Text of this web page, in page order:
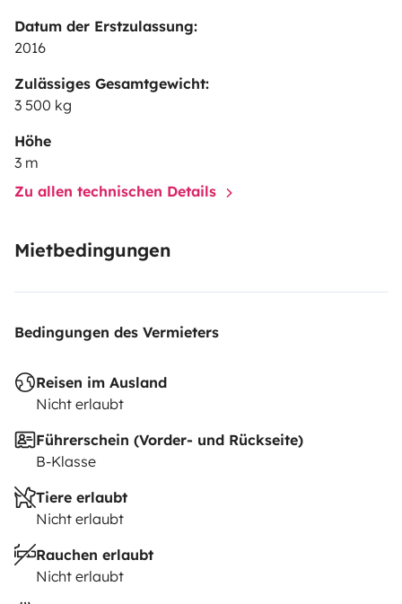
Datum der Erstzulassung:
2016
Zulässiges Gesamtgewicht:
3 500 kg
Höhe
3 m
Zu allen technischen Details
Mietbedingungen
Bedingungen des Vermieters
Reisen im Ausland
Nicht erlaubt
Führerschein (Vorder- und Rückseite)
B-Klasse
Tiere erlaubt
Nicht erlaubt
Rauchen erlaubt
Nicht erlaubt